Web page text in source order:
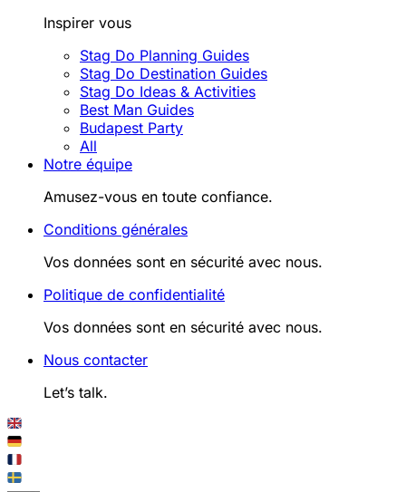
Inspirer vous
Stag Do Planning Guides
Stag Do Destination Guides
Stag Do Ideas & Activities
Best Man Guides
Budapest Party
All
Notre équipe
Amusez-vous en toute confiance.
Conditions générales
Vos données sont en sécurité avec nous.
Politique de confidentialité
Vos données sont en sécurité avec nous.
Nous contacter
Let’s talk.